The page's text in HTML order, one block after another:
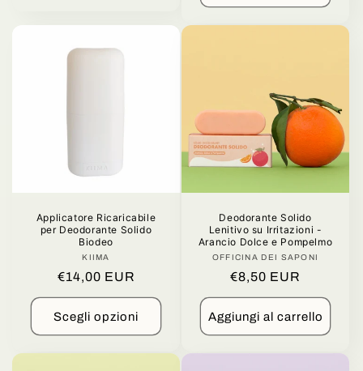
Applicatore Ricaricabile
per Deodorante Solido
Biodeo
Produttore:
KIIMA
Prezzo
di
listino
€14,00 EUR
Scegli opzioni
Deodorante Solido
Lenitivo su Irritazioni -
Arancio Dolce e Pompelmo
Produttore:
OFFICINA DEI SAPONI
Prezzo
di
listino
€8,50 EUR
Aggiungi al carrello